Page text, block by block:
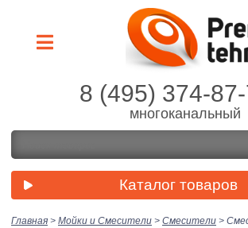
8 (495) 374-
многоканальный
Каталог товаров
Главная > Мойки и Смесители > Смесители >